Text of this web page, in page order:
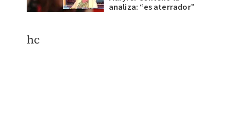
analiza: “es aterrador”
hc